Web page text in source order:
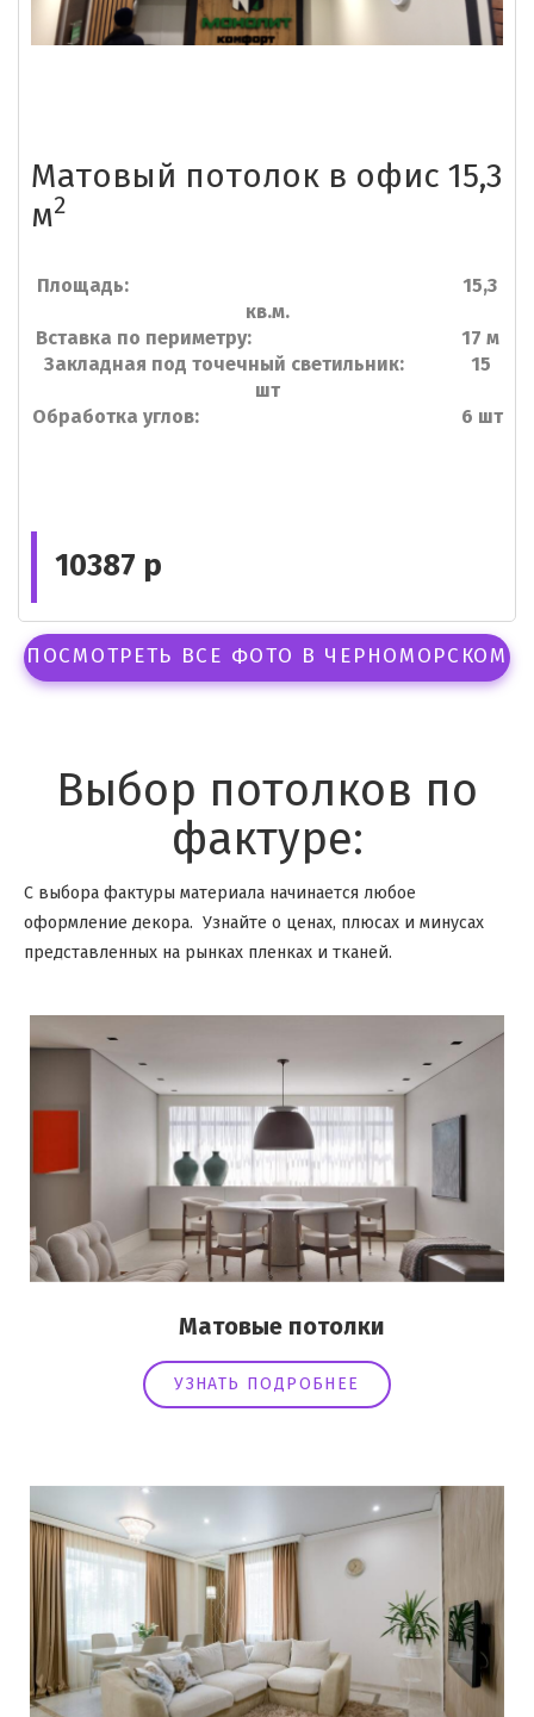
Матовый потолок в офис 15,3
м2
Площадь: 15,3
кв.м.
Вставка по периметру: 17 м
Закладная под точечный светильник: 15
шт
Обработка углов: 6 шт
10387 р
ПОСМОТРЕТЬ ВСЕ ФОТО В ЧЕРНОМОРСКОМ
Выбор потолков по
фактуре:
С выбора фактуры материала начинается любое
оформление декора. Узнайте о ценах, плюсах и минусах
представленных на рынках пленках и тканей.
Матовые потолки
УЗНАТЬ ПОДРОБНЕЕ